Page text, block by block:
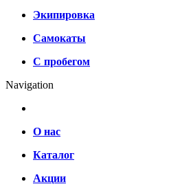
Экипировка
Самокаты
С пробегом
Navigation
О нас
Каталог
Акции